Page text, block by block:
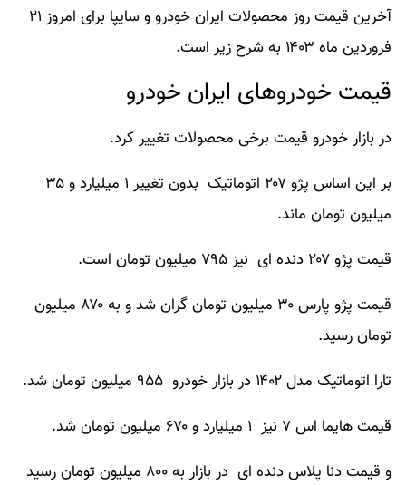
آخرین قیمت روز محصولات ایران خودرو و سایپا
برای امروز ۲۱
فروردین ماه ۱۴۰۳ به شرح زیر است.
قیمت خودروهای ایران خودرو
در بازار خودرو قیمت برخی محصولات تغییر کرد.
بر این اساس پژو ۲۰۷ اتوماتیک
بدون تغییر ۱ میلیارد و ۳۵
میلیون تومان ماند.
قیمت پژو ۲۰۷ دنده ای
نیز ۷۹۵ میلیون تومان است.
قیمت پژو پارس۳۰ میلیون تومان گران شد
و به ۸۷۰ میلیون
تومان رسید.
تارا اتوماتیک مدل ۱۴۰۲ در بازار خودرو ۹۵۵ میلیون تومان شد.
قیمت هایما اس ۷
نیز ۱ میلیارد و ۶۷۰ میلیون تومان شد.
و قیمت دنا پلاس دنده ای
در بازار به ۸۰۰ میلیون تومان رسید